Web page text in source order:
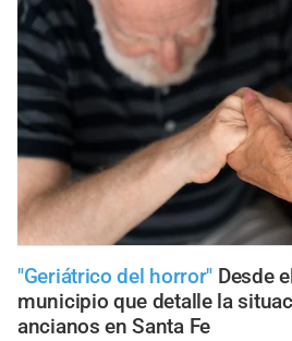
"Geriátrico del horror" Desde
municipio que detalle la
ancianos en Santa Fe